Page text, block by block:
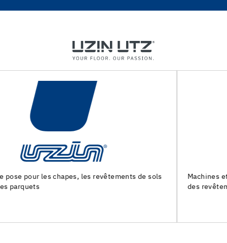
Machines et outils pour la preparation du support et la pose
des revêtements de sol